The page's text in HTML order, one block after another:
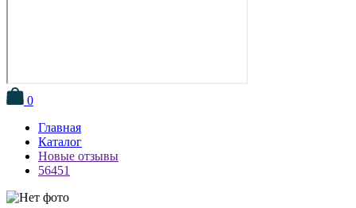
0
Главная
Каталог
Новые отзывы
56451